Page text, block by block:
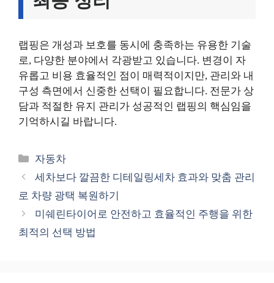
랩핑은 개성과 보호를 동시에 충족하는 유용한 기술
로, 다양한 분야에서 각광받고 있습니다. 변경이 자
유롭고 비용 효율적인 점이 매력적이지만, 관리와 내
구성 측면에서 신중한 선택이 필요합니다. 전문가 상
담과 적절한 유지 관리가 성공적인 랩핑의 핵심임을
기억하시길 바랍니다.
카
테
리
자동차
세차보다 깔끔한 디테일링세차 효과와 맞춤 관리
로 차량 광택 복원하기
미쉐린타이어로 안전하고 효율적인 주행을 위한
최적의 선택 방법